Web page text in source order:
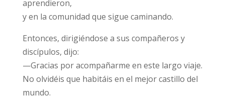
aprendieron,
y en la comunidad que sigue caminando.
Entonces, dirigiéndose a sus compañeros y
discípulos, dijo:
—Gracias por acompañarme en este largo viaje.
No olvidéis que habitáis en el mejor castillo del
mundo.